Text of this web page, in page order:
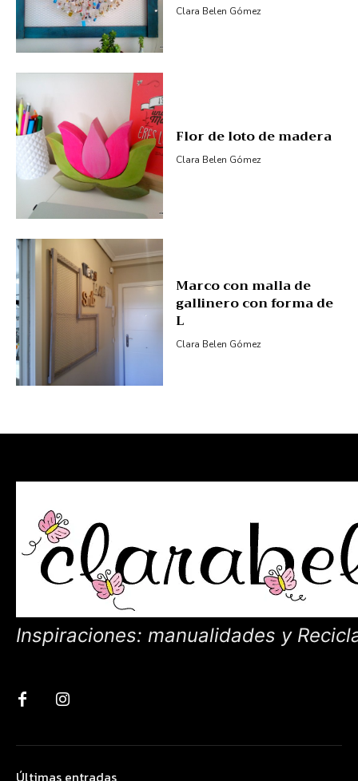
Clara Belen Gómez
Flor de loto de madera
Clara Belen Gómez
Marco con malla de
gallinero con forma de
L
Clara Belen Gómez
Inspiraciones: manualidades y
Últimas entradas